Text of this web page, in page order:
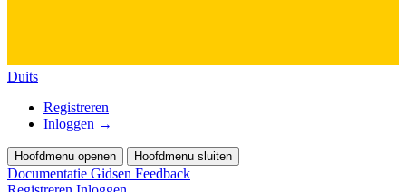
Duits
Registreren
Inloggen →
Hoofdmenu openen Hoofdmenu sluiten
Documentatie Gidsen Feedback